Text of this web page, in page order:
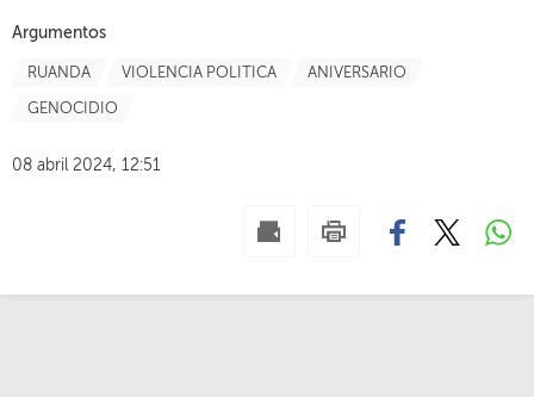
Argumentos
RUANDA VIOLENCIA POLITICA ANIVERSARIO
GENOCIDIO
08 abril 2024, 12:51